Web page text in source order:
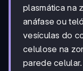
plasmática na
anáfase ou
vesículas do
celulose na
parede celular.